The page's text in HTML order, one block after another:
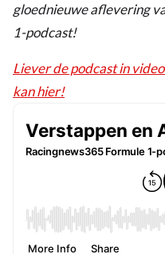
gloednieuwe aflevering
1-podcast!
Liever de podcast in
kan hier!